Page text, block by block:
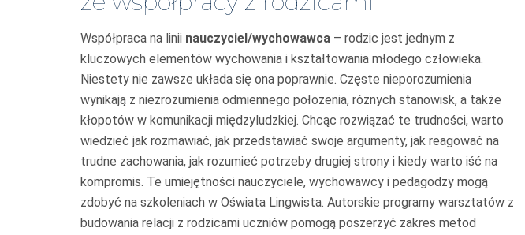
Współpraca na linii nauczyciel/wychowawca – rodzic jest jednym z
kluczowych elementów wychowania i kształtowania młodego człowieka.
Niestety nie zawsze układa się ona poprawnie. Częste nieporozumienia
wynikają z niezrozumienia odmiennego położenia, różnych stanowisk, a także
kłopotów w komunikacji międzyludzkiej. Chcąc rozwiązać te trudności, warto
wiedzieć jak rozmawiać, jak przedstawiać swoje argumenty, jak reagować na
trudne zachowania, jak rozumieć potrzeby drugiej strony i kiedy warto iść na
kompromis. Te umiejętności nauczyciele, wychowawcy i pedagodzy mogą
zdobyć na szkoleniach w Oświata Lingwista. Autorskie programy warsztatów z
budowania relacji z rodzicami uczniów pomogą poszerzyć zakres metod